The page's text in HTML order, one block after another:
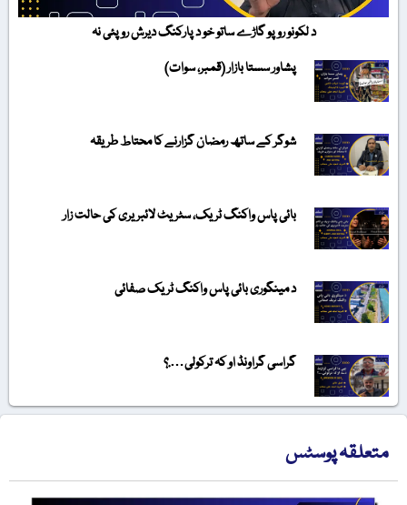
د لکونو روپو گاڑے ساتو خو د پارکنگ دیرش روپئی نہ
پشاور سستا بازار (قمبر، سوات)
شوگر کے ساتھ رمضان گزارنے کا محتاط طریقہ
بائی پاس واکنگ ٹریک، سٹریٹ لائبریری کی حالت زار
د مینگوری بائی پاس واکنگ ٹریک صفائی
گراسی گراونڈ او کہ ترکولی….؟
متعلقہ پوسٹس